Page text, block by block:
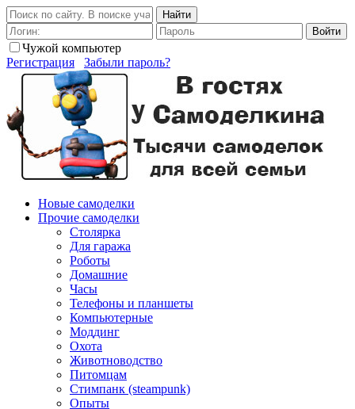
Найти
Войти
Чужой компьютер
Регистрация
Забыли пароль?
Новые самоделки
Прочие самоделки
Столярка
Для гаража
Роботы
Домашние
Часы
Телефоны и планшеты
Компьютерные
Моддинг
Охота
Животноводство
Питомцам
Стимпанк (steampunk)
Опыты